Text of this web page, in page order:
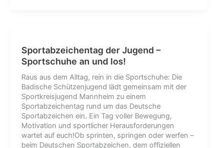
Sportabzeichentag der Jugend –
Sportschuhe an und los!
Raus aus dem Alltag, rein in die Sportschuhe: Die
Badische Schützenjugend lädt gemeinsam mit der
Sportkreisjugend Mannheim zu einem
Sportabzeichentag rund um das Deutsche
Sportabzeichen ein. Ein Tag voller Bewegung,
Motivation und sportlicher Herausforderungen
wartet auf euch!Ob sprinten, springen oder werfen –
beim Deutschen Sportabzeichen, dem offiziellen